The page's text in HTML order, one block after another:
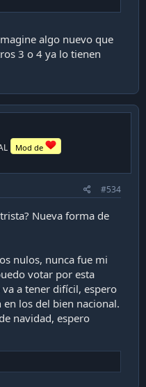
algo nuevo que
3 o 4 ya lo tienen
Mod de
#534
Nueva forma de
nulos, nunca fue mi
votar por esta
a tener difícil, espero
los del bien nacional.
navidad, espero